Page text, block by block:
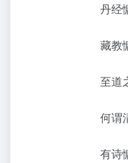
丹经
藏教
至道
何谓
有诗